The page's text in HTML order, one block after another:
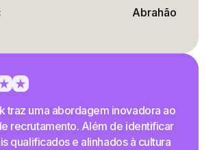
Abrahão
traz uma abordagem inovadora ao
recrutamento. Além de identificar
qualificados e alinhados à cultura